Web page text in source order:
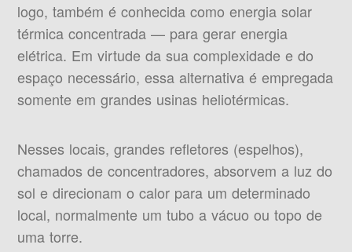
logo, também é conhecida como energia solar
térmica concentrada — para gerar energia
elétrica. Em virtude da sua complexidade e do
espaço necessário, essa alternativa é empregada
somente em grandes usinas heliotérmicas.
Nesses locais, grandes refletores (espelhos),
chamados de concentradores, absorvem a luz do
sol e direcionam o calor para um determinado
local, normalmente um tubo a vácuo ou topo de
uma torre.